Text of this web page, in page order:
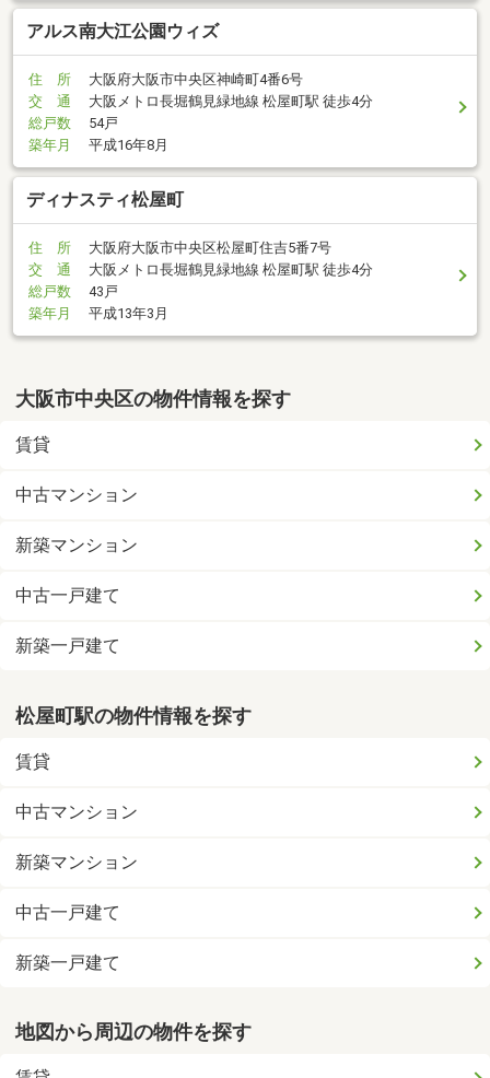
アルス南大江公園ウィズ
住 所
大阪府大阪市中央区神崎町4番6号
交 通
大阪メトロ長堀鶴見緑地線 松屋町駅 徒歩4分
総戸数
54戸
築年月
平成16年8月
ディナスティ松屋町
住 所
大阪府大阪市中央区松屋町住吉5番7号
交 通
大阪メトロ長堀鶴見緑地線 松屋町駅 徒歩4分
総戸数
43戸
築年月
平成13年3月
大阪市中央区の物件情報を探す
賃貸
中古マンション
新築マンション
中古一戸建て
新築一戸建て
松屋町駅の物件情報を探す
賃貸
中古マンション
新築マンション
中古一戸建て
新築一戸建て
地図から周辺の物件を探す